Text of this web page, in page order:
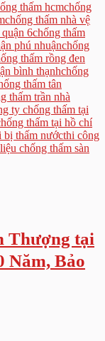
thấm hcmchống
chống thấm nhà vệ
6chống thấm
phú nhuậnchống
thấm rồng đen
bình thạnhchống
thấm tân
thấm trần nhà
ty chống thấm tại
thấm tại hồ chí
bị thấm nướcthi công
chống thấm sàn
Thượng tại
Năm, Bảo